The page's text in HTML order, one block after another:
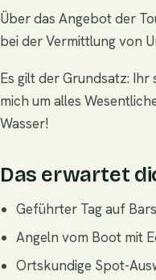
Über das Angebot der
bei der Vermittlung von
Es gilt der Grundsatz: Ihr
mich um alles
Wasser!
Das erwartet
Geführter Tag auf
Angeln vom Boot mit
Ortskundige Spot-